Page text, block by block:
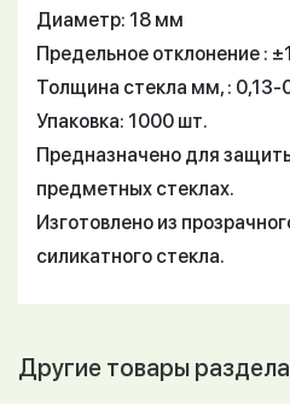
Диаметр: 18 мм
Предельное отклонение :
Толщина стекла мм, : 0,13-
Упаковка: 1000 шт.
Предназначено для
предметных стеклах.
Изготовлено из
силикатного стекла.
Другие товары раздела